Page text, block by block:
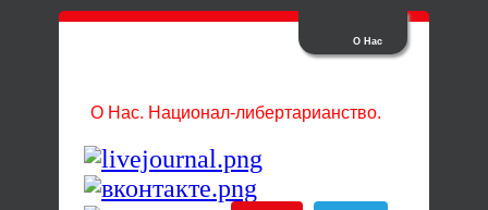
О Нас
О Нас. Национал-либертарианство.